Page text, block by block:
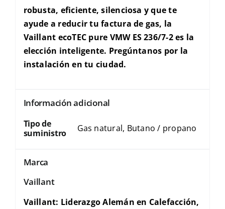
robusta, eficiente, silenciosa y que te
ayude a reducir tu factura de gas, la
Vaillant ecoTEC pure VMW ES 236/7-2 es la
elección inteligente. Pregúntanos por la
instalación en tu ciudad.
Información adicional
Tipo de
suministro
Gas natural, Butano / propano
Marca
Vaillant
Vaillant: Liderazgo Alemán en Calefacción,